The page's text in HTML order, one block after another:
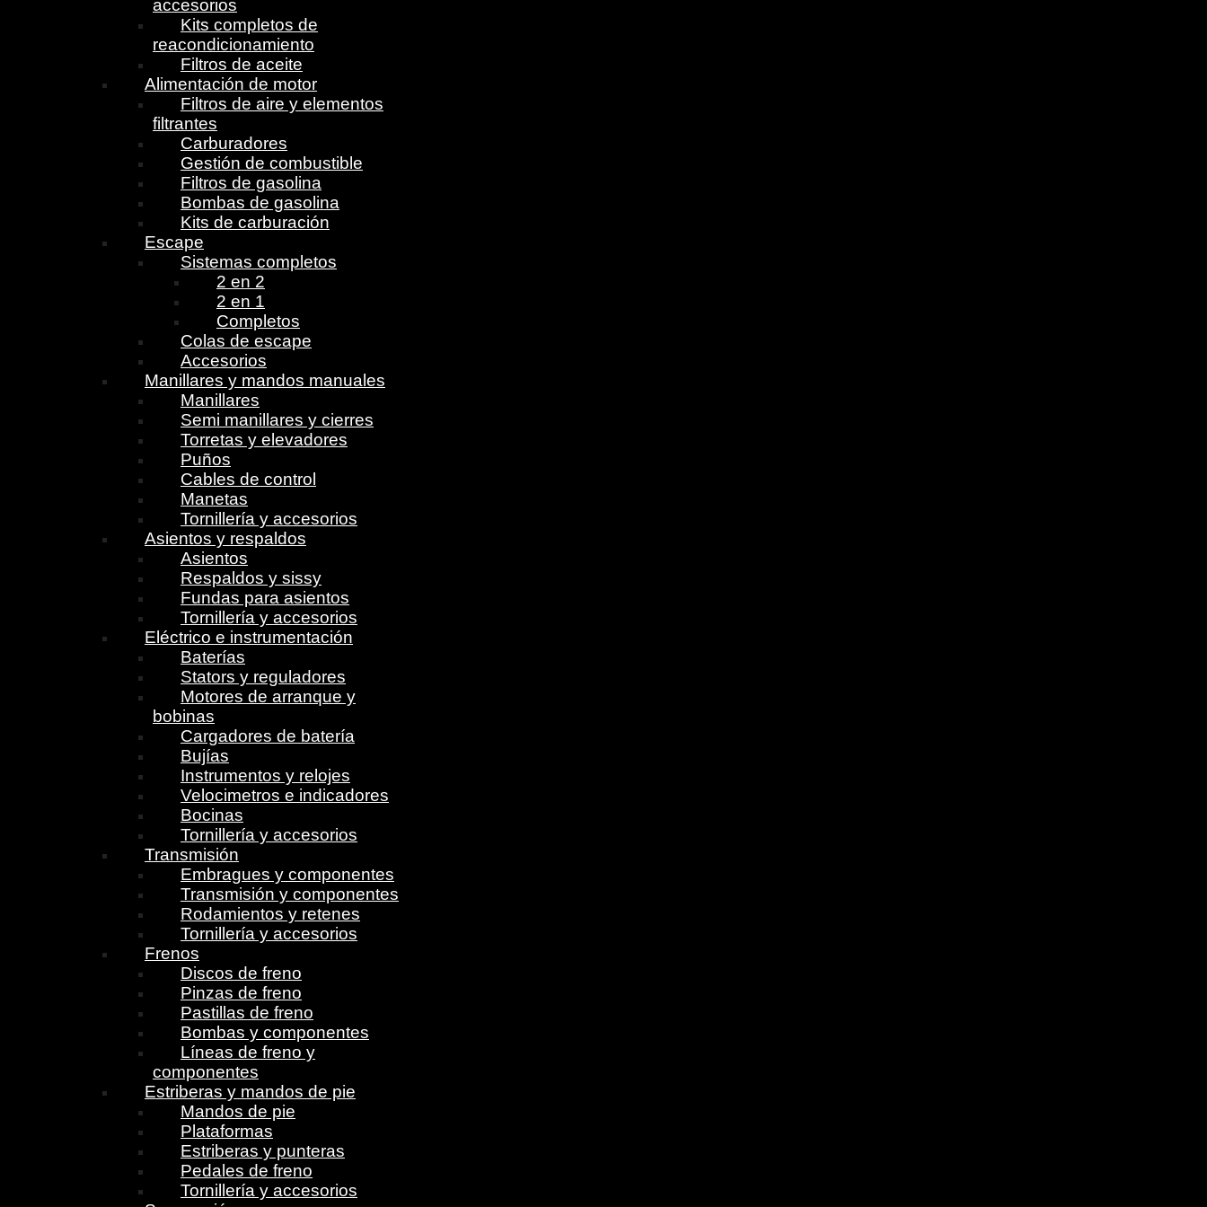
accesorios
Kits completos de
reacondicionamiento
Filtros de aceite
Alimentación de motor
Filtros de aire y elementos
filtrantes
Carburadores
Gestión de combustible
Filtros de gasolina
Bombas de gasolina
Kits de carburación
Escape
Sistemas completos
2 en 2
2 en 1
Completos
Colas de escape
Accesorios
Manillares y mandos manuales
Manillares
Semi manillares y cierres
Torretas y elevadores
Puños
Cables de control
Manetas
Tornillería y accesorios
Asientos y respaldos
Asientos
Respaldos y sissy
Fundas para asientos
Tornillería y accesorios
Eléctrico e instrumentación
Baterías
Stators y reguladores
Motores de arranque y
bobinas
Cargadores de batería
Bujías
Instrumentos y relojes
Velocimetros e indicadores
Bocinas
Tornillería y accesorios
Transmisión
Embragues y componentes
Transmisión y componentes
Rodamientos y retenes
Tornillería y accesorios
Frenos
Discos de freno
Pinzas de freno
Pastillas de freno
Bombas y componentes
Líneas de freno y
componentes
Estriberas y mandos de pie
Mandos de pie
Plataformas
Estriberas y punteras
Pedales de freno
Tornillería y accesorios